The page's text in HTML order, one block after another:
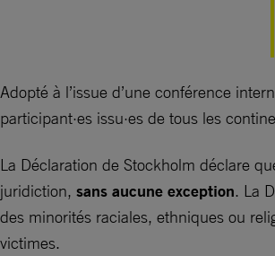
Adopté à l’issue d’une conférence
participant·es issu·es de tous les
La Déclaration de Stockholm déclare
juridiction, sans aucune exception. La
des minorités raciales, ethniques ou
victimes.